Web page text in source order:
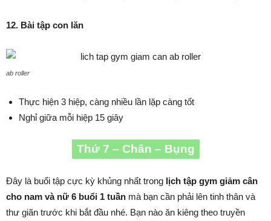
12. Bài tập con lăn
ab roller
Thực hiện 3 hiệp, càng nhiều lần lặp càng tốt
Nghỉ giữa mỗi hiệp 15 giây
Thứ 7 – Chân – Bụng
Đây là buổi tập cực kỳ khủng nhất trong lịch tập gym giảm cân
cho nam và nữ 6 buổi 1 tuần mà bạn cần phải lên tinh thân và
thư giãn trước khi bắt đầu nhé. Bạn nào ăn kiêng theo truyền